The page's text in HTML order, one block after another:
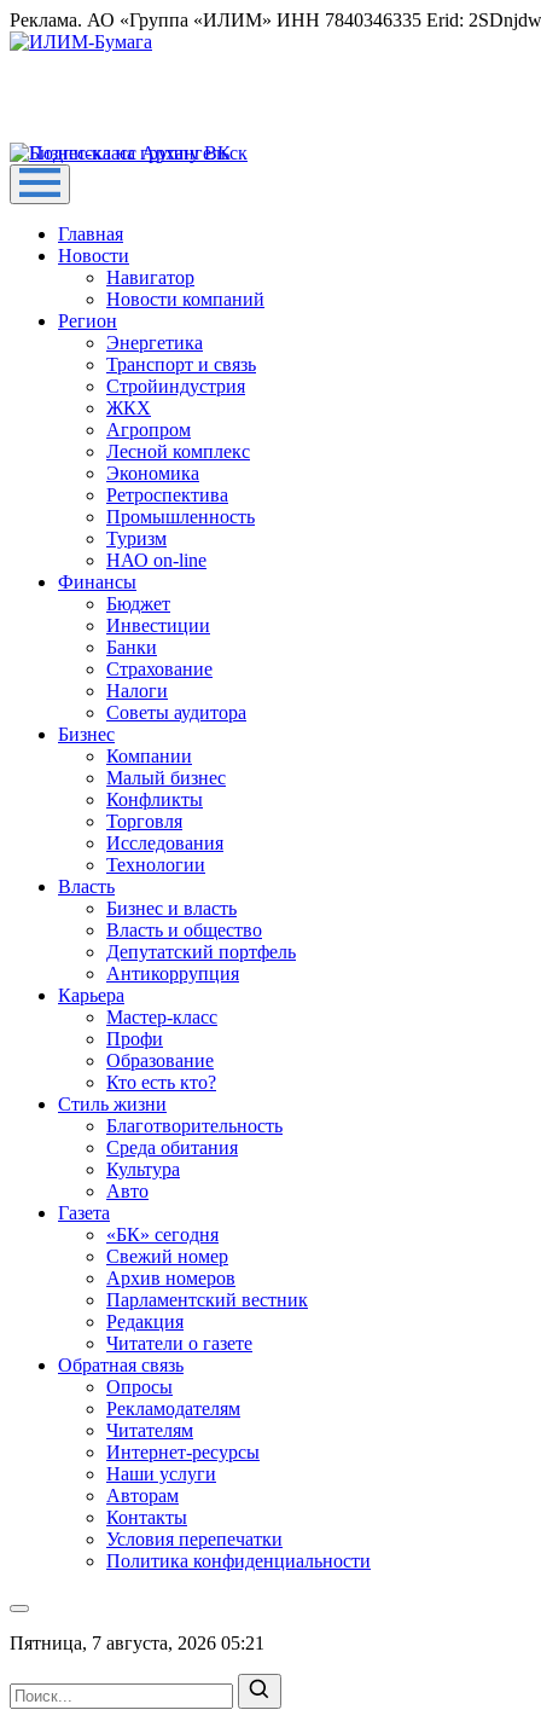
Реклама. АО «Группа «ИЛИМ» ИНН 7840346335 Erid:
Главная
Новости
Навигатор
Новости компаний
Регион
Энергетика
Транспорт и связь
Стройиндустрия
ЖКХ
Агропром
Лесной комплекс
Экономика
Ретроспектива
Промышленность
Туризм
НАО on-line
Финансы
Бюджет
Инвестиции
Банки
Страхование
Налоги
Советы аудитора
Бизнес
Компании
Малый бизнес
Конфликты
Торговля
Исследования
Технологии
Власть
Бизнес и власть
Власть и общество
Депутатский портфель
Антикоррупция
Карьера
Мастер-класс
Профи
Образование
Кто есть кто?
Стиль жизни
Благотворительность
Среда обитания
Культура
Авто
Газета
«БК» сегодня
Свежий номер
Архив номеров
Парламентский вестник
Редакция
Читатели о газете
Обратная связь
Опросы
Рекламодателям
Читателям
Интернет-ресурсы
Наши услуги
Авторам
Контакты
Условия перепечатки
Политика конфиденциальности
Пятница, 7 августа, 2026 05:21